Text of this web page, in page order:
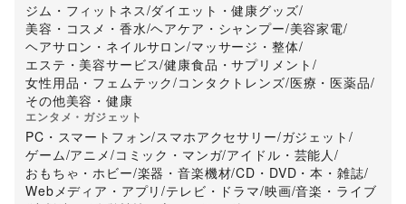
ジム・フィットネス/ダイエット・健康グッズ/
美容・コスメ・香水/ヘアケア・シャンプー/美容家電/
ヘアサロン・ネイルサロン/マッサージ・整体/
エステ・美容サービス/健康食品・サプリメント /
女性用品・フェムテック/コンタクトレンズ/医療・医薬品/
その他美容・健康
エンタメ・ガジェット
PC・スマートフォン/スマホアクセサリー/ガジェット /
ゲーム/アニメ/コミック・マンガ/アイドル・芸能人/
おもちゃ・ホビー/楽器・音楽機材/CD・DVD・本・雑誌/
Webメディア・アプリ/テレビ・ドラマ/映画/音楽・ライブ